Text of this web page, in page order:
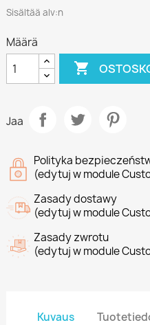
Sisältää alv:n
Määrä

Jaa
Polityka
(edytuj w module
Zasady dostawy
(edytuj w module
Zasady zwrotu
(edytuj w module
Kuvaus